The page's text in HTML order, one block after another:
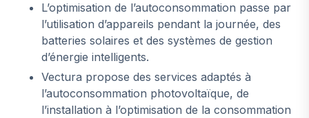
L’optimisation de l’autoconsommation passe par
l’utilisation d’appareils pendant la journée, des
batteries solaires et des systèmes de gestion
d’énergie intelligents.
Vectura propose des services adaptés à
l’autoconsommation photovoltaïque, de
l’installation à l’optimisation de la consommation